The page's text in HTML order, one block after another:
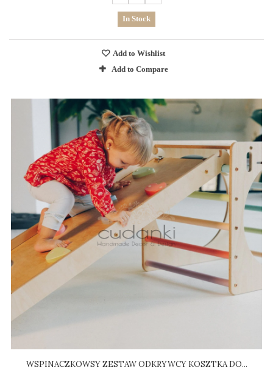
In Stock
Add to Wishlist
Add to Compare
WSPINACZKOWSY ZESTAW ODKRYWCY KOSZTKA DO...